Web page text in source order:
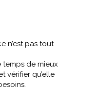
n’est pas tout
temps de mieux
vérifier qu’elle